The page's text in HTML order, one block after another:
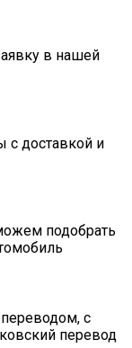
в нашей
с доставкой и
подобрать
с
перевод